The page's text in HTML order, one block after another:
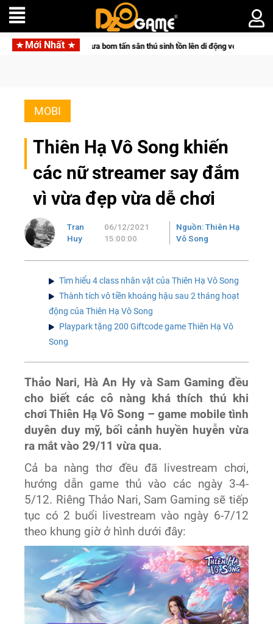
Mới Nhất
đưa bom tấn săn thú sinh tồn lên di động với tên gọi Palworld Online
MOBI
Thiên Hạ Vô Song khiến
các nữ streamer say đắm
vì vừa đẹp vừa dễ chơi
Tran
Huy
06/12/2021
15:00:00
Nguồn: Thiên Hạ
Vô Song
Tìm hiểu 4 class nhân vật của Thiên Hạ Vô Song
Thành tích vô tiền khoáng hậu sau 2 tháng hoạt
động của Thiên Hạ Vô Song
Playpark tặng 200 Giftcode game Thiên Hạ Vô
Song
Thảo Nari, Hà An Hy và Sam Gaming đều
cho biết các cô nàng khá thích thú khi
chơi Thiên Hạ Vô Song – game mobile tình
duyên duy mỹ, bối cảnh huyền huyễn vừa
ra mắt vào 29/11 vừa qua.
Cả ba nàng thơ đều đã livestream chơi,
hướng dẫn game thủ vào các ngày 3-4-
5/12. Riêng Thảo Nari, Sam Gaming sẽ tiếp
tục có 2 buổi livestream vào ngày 6-7/12
theo khung giờ ở hình dưới đây: